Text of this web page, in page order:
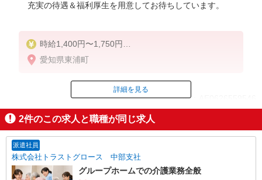
充実の待遇＆福利厚生を用意してお待ちしています。
時給1,400円〜1,750円
★週払いOK（規定あり）
愛知県東浦町
ID：AE0626559546
掲載期間終了
詳細を見る
2件のこの求人と職種が同じ求人
派遣社員
株式会社トラストグロース 中部支社
グループホームでの介護業務全般